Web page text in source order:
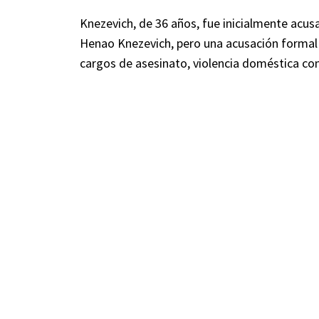
Knezevich, de 36 años, fue inicialmente
Henao Knezevich, pero una acusación
cargos de asesinato, violencia doméstica